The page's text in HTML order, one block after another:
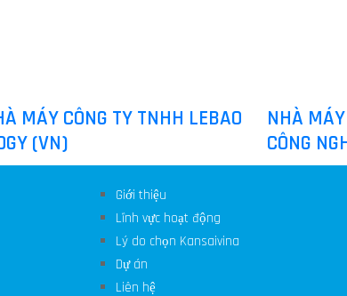
MÁY CÔNG TY TNHH LEBAO
(VN)
NHÀ
CÔNG
Giới thiệu
Lĩnh vực hoạt động
Lý do chọn Kansaivina
Dự án
Liên hệ